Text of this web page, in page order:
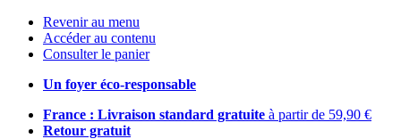
Revenir au menu
Accéder au contenu
Consulter le panier
Un foyer éco-responsable
France : Livraison standard gratuite à partir de 59,90 €
Retour gratuit